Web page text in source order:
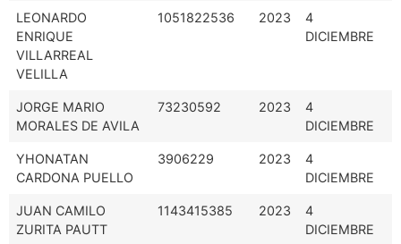
LEONARDO
ENRIQUE
VILLARREAL
VELILLA
1051822536 2023
4
DICIEMBRE
JORGE MARIO
MORALES DE AVILA
73230592 2023
4
DICIEMBRE
YHONATAN
CARDONA PUELLO
3906229 2023
4
DICIEMBRE
JUAN CAMILO
ZURITA PAUTT
1143415385 2023
4
DICIEMBRE